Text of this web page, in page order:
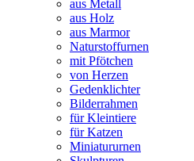
aus Metall
aus Holz
aus Marmor
Naturstoffurnen
mit Pfötchen
von Herzen
Gedenklichter
Bilderrahmen
für Kleintiere
für Katzen
Miniatururnen